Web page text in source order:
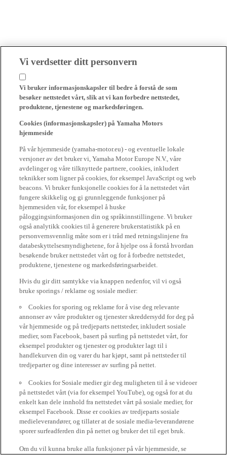
Vi verdsetter ditt personvern
Vi bruker informasjonskapsler til bedre å forstå de som
besøker nettstedet vårt, slik at vi kan forbedre nettstedet,
produktene, tjenestene og markedsføringen.
Cookies (informasjonskapsler) på Yamaha Motors
hjemmeside
På vår hjemmeside (yamaha-motor.eu) - og eventuelle lokale
versjoner av det bruker vi, Yamaha Motor Europe N.V., våre
avdelinger og våre tilknyttede partnere, cookies, inkludert
teknikker som ligner på cookies, for eksempel JavaScript og web
beacons. Vi bruker funksjonelle cookies for å la nettstedet vårt
fungere skikkelig og gi grunnleggende funksjoner på
hjemmesiden vår, for eksempel å huske
påloggingsinformasjonen din og språkinnstillingene. Vi bruker
også analytikk cookies til å generere brukerstatistikk på en
personvernsvennlig måte som er i tråd med retningslinjene fra
databeskyttelsesmyndighetene, for å hjelpe oss å forstå hvordan
besøkende bruker nettstedet vårt og for å forbedre nettstedet,
produktene, tjenestene og markedsføringsarbeidet.
Hvis du gir ditt samtykke via knappen nedenfor, vil vi også
bruke sporings / reklame og sosiale medier:
Cookies for sporing og reklame for å vise deg relevante
annonser av våre produkter og tjenester skreddersydd for deg på
vår hjemmeside og på tredjeparts nettsteder, inkludert sosiale
medier, som Facebook, basert på surfing på nettstedet vårt, for
eksempel produkter og tjenester og produkter lagt til i
handlekurven din og varer du har kjøpt, samt på nettsteder til
tredjeparter og dine interesser av surfing på nettet.
Cookies for Sosiale medier gir deg muligheten til å se videoer
på nettstedet vårt (via for eksempel YouTube), og også for at du
enkelt kan dele innhold fra nettstedet vårt på sosiale medier, for
eksempel Facebook. Disse er cookies av tredjeparts sosiale
medieleverandører, og tillater at de sosiale media-leverandørene
sporer surfeadferden din på nettet og bruker det til eget bruk.
Om du vil kunna bruke alla funksjoner på vår hjemmeside, se